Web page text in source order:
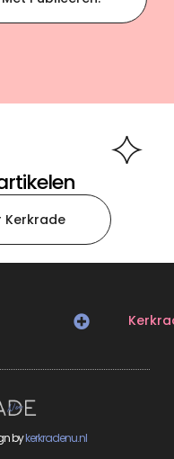
Kerkrade
bykerkradenu.nl